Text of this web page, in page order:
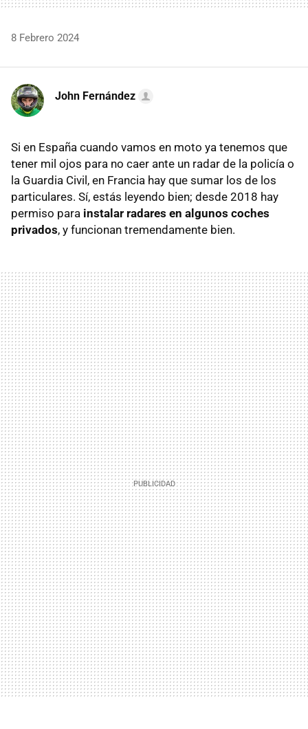
8 Febrero 2024
John Fernández
Si en España cuando vamos en moto ya tenemos que
tener mil ojos para no caer ante un radar de la policía o
la Guardia Civil, en Francia hay que sumar los de los
particulares. Sí, estás leyendo bien; desde 2018 hay
permiso para instalar radares en algunos coches
privados, y funcionan tremendamente bien.